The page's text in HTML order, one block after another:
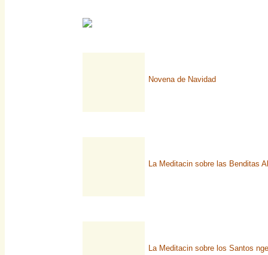
Novena de Navidad
La Meditacin sobre las Benditas
La Meditacin sobre los Santos